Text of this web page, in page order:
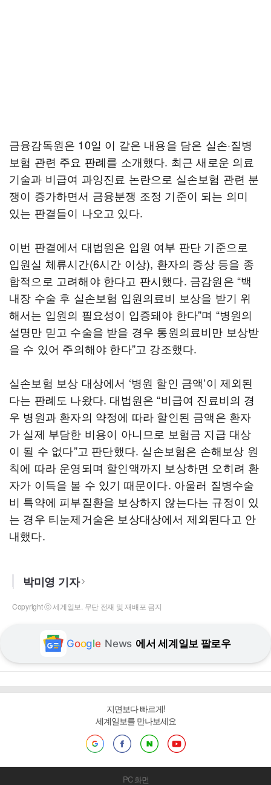
금융감독원은 10일 이 같은 내용을 담은 실손·질병
보험 관련 주요 판례를 소개했다. 최근 새로운 의료
기술과 비급여 과잉진료 논란으로 실손보험 관련 분
쟁이 증가하면서 금융분쟁 조정 기준이 되는 의미
있는 판결들이 나오고 있다.
이번 판결에서 대법원은 입원 여부 판단 기준으로
입원실 체류시간(6시간 이상), 환자의 증상 등을 종
합적으로 고려해야 한다고 판시했다. 금감원은 “백
내장 수술 후 실손보험 입원의료비 보상을 받기 위
해서는 입원의 필요성이 입증돼야 한다”며 “병원의
설명만 믿고 수술을 받을 경우 통원의료비만 보상받
을 수 있어 주의해야 한다”고 강조했다.
실손보험 보상 대상에서 ‘병원 할인 금액’이 제외된
다는 판례도 나왔다. 대법원은 “비급여 진료비의 경
우 병원과 환자의 약정에 따라 할인된 금액은 환자
가 실제 부담한 비용이 아니므로 보험금 지급 대상
이 될 수 없다”고 판단했다. 실손보험은 손해보상 원
칙에 따라 운영되며 할인액까지 보상하면 오히려 환
자가 이득을 볼 수 있기 때문이다. 아울러 질병수술
비 특약에 피부질환을 보상하지 않는다는 규정이 있
는 경우 티눈제거술은 보상대상에서 제외된다고 안
내했다.
박미영 기자
Copyright ⓒ 세계일보. 무단 전재 및 재배포 금지
Google News 에서 세계일보 팔로우
지면보다 빠르게!
세계일보를 만나보세요
PC 화면